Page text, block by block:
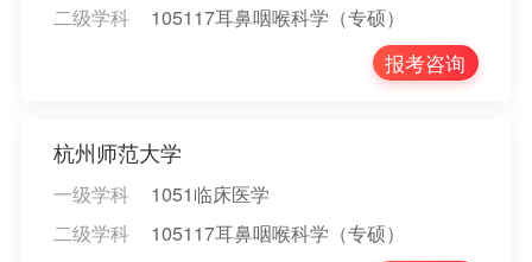
二级学科
105117耳鼻咽喉科学（专硕）
报考咨询
杭州师范大学
一级学科
1051临床医学
二级学科
105117耳鼻咽喉科学（专硕）